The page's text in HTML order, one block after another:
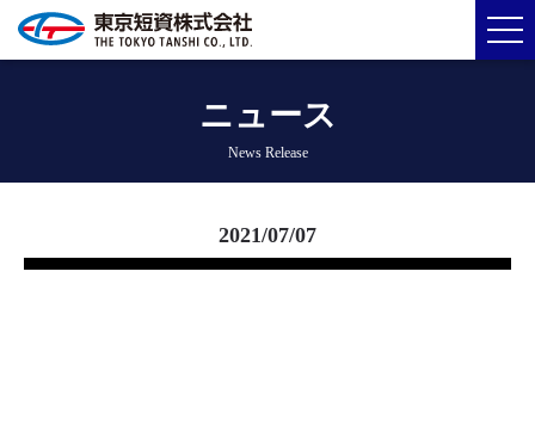
ニュース
News Release
2021/07/07